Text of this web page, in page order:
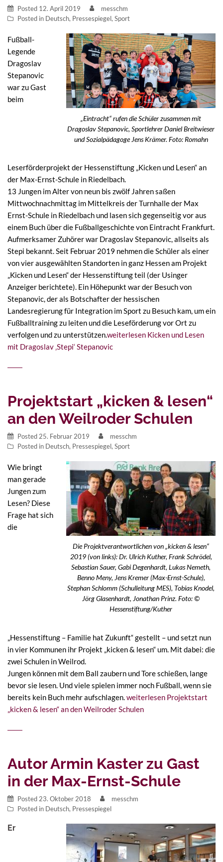
Posted 12. April 2019
messchm
Posted in Deutsch, Pressespiegel, Sport
„Eintracht“ rufen die Schüler zusammen mit
Dragoslav Stepanovic, Sportlehrer Daniel Breitwieser
und Sozialpädagoge Jens Krämer. Foto: Romahn
Fußball-
Legende
Dragoslav
Stepanovic
war zu Gast
beim
Leserförderprojekt der Hessenstiftung „Kicken und Lesen“ an
der Max-Ernst-Schule in Riedelbach.
13 Jungen im Alter von neun bis zwölf Jahren saßen
Mittwochnachmittag im Mittelkreis der Turnhalle der Max
Ernst-Schule in Riedelbach und lasen sich gegenseitig vor aus
einem Buch über die Fußballgeschichte von Eintracht Frankfurt.
Aufmerksamer Zuhörer war Dragoslav Stepanovic, allseits als
Stepi bekannt. Seit Februar 2019 nehmen die Schüler als einer
von vier ausgewählten Standorten in ganz Hessen am Projekt
„Kicken und Lesen“ der Hessenstiftung teil (der Usinger
Anzeiger berichtete). Ein Höhepunkt war der Besuch von
Stepanovic, der als Botschafter der hessischen
Landesregierung für Integration im Sport zu Besuch kam, um ein
Fußballtraining zu leiten und die Leseförderung vor Ort zu
verfolgen und zu unterstützen.weiterlesen Kicken und Lesen
mit Dragoslav ‚Stepi‘ Stepanovic
Projektstart „kicken & lesen“
an den Weilroder Schulen
Posted25. Februar 2019
messchm
Posted in Deutsch, Pressespiegel, Sport
Die Projektverantwortlichen von „kicken & lesen“
2019 (von links): Dr. Ulrich Kuther, Frank Schrödel,
Sebastian Sauer, Gabi Degenhardt, Lukas Nemeth,
Benno Meny, Jens Kremer (Max-Ernst-Schule),
Stephan Schlomm (Schulleitung MES), Tobias Knodel,
Jörg Glasenhardt, Jonathan Prinz. Foto: ©
Hessenstiftung/Kuther
Wie bringt
man gerade
Jungen zum
Lesen? Diese
Frage hat sich
die
„Hessenstiftung – Familie hat Zukunft“ gestellt – und setzt nun
in vier Kommunen ihr Projekt „kicken & lesen“ um. Mit dabei: die
zwei Schulen in Weilrod.
Jungen können mit dem Ball zaubern und Tore schießen, lange
bevor sie lesen. Und viele spielen immer noch Fußball, wenn sie
bereits kein Buch mehr aufschlagen. weiterlesen Projektstart
„kicken & lesen“ an den Weilroder Schulen
Autor Armin Kaster zu Gast
in der Max-Ernst-Schule
Posted 23. Oktober 2018
messchm
Posted in Deutsch, Pressespiegel
Er